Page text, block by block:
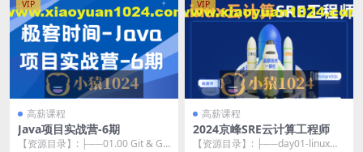
VIP
高薪课程
Java项目实战营-6期
【资源目录】: ├──01.00 Git & Git
VIP
高薪课程
2024京峰SRE云计算工程师
【资源目录】: ├──day01-linux起